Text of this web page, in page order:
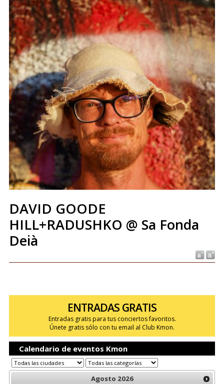
DAVID GOODE
HILL+RADUSHKO @ Sa Fonda
Deià
ENTRADAS GRATIS
Entradas gratis para tus conciertos favoritos.
Únete gratis sólo con tu email al Club Kmon.
Calendario de eventos Kmon
Agosto 2026